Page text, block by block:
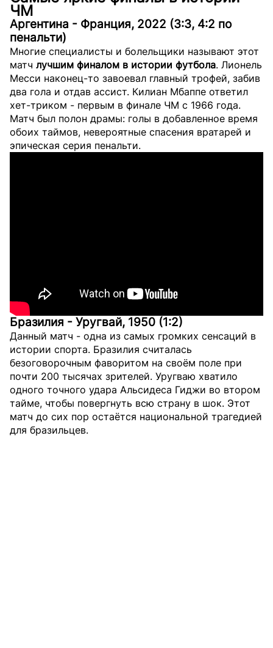
ЧМ
Аргентина - Франция, 2022 (3:3, 4:2 по
пенальти)
Многие специалисты и болельщики называют этот
матч лучшим финалом в истории футбола. Лионель
Месси наконец-то завоевал главный трофей, забив
два гола и отдав ассист. Килиан Мбаппе ответил
хет-триком - первым в финале ЧМ с 1966 года.
Матч был полон драмы: голы в добавленное время
обоих таймов, невероятные спасения вратарей и
эпическая серия пенальти.
Бразилия - Уругвай, 1950 (1:2)
Данный матч - одна из самых громких сенсаций в
истории спорта. Бразилия считалась
безоговорочным фаворитом на своём поле при
почти 200 тысячах зрителей. Уругваю хватило
одного точного удара Альсидеса Гиджи во втором
тайме, чтобы повергнуть всю страну в шок. Этот
матч до сих пор остаётся национальной трагедией
для бразильцев.